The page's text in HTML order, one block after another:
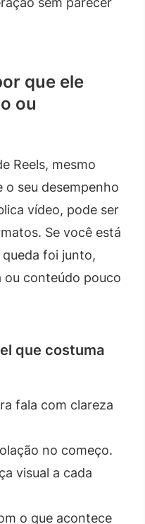
que ele
ou
Reels, mesmo
o seu desempenho
vídeo, pode ser
Se você está
foi junto,
ou conteúdo pouco
que costuma
fala com clareza
no começo.
visual a cada
o que acontece